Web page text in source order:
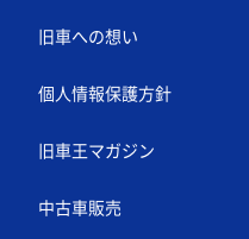
旧車への想い
個人情報保護方針
旧車王マガジン
中古車販売